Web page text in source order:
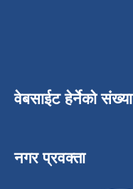
वेबसाईट हेर्नेको संख्या
नगर प्रवक्ता